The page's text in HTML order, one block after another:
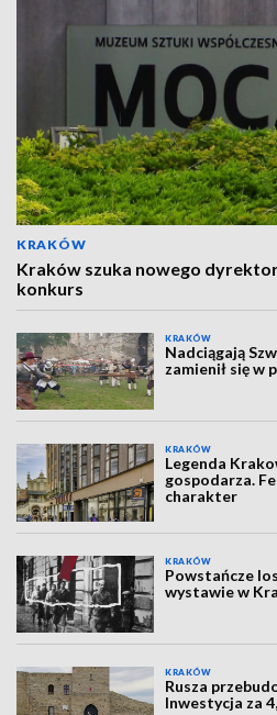
KRAKÓW
Kraków szuka nowego
konkurs
KRAKÓW
Nadciągają
zamienił się w
KRAKÓW
Legenda
gospodarza.
charakter
KRAKÓW
Powstańcze
wystawie w
KRAKÓW
Rusza
Inwestycja za